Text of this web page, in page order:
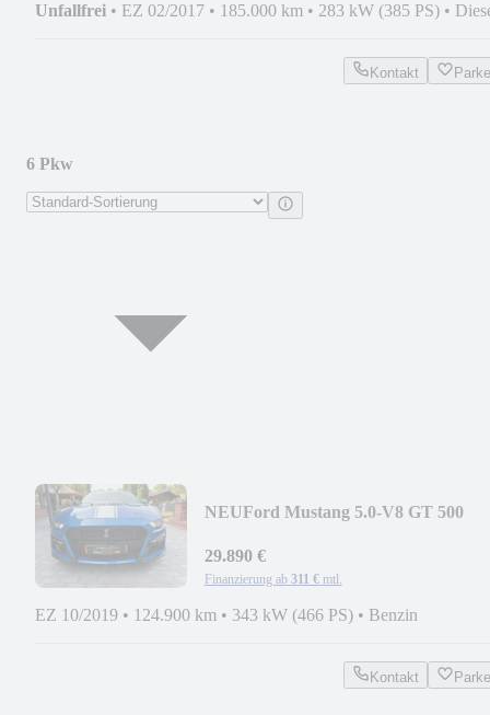
Unfallfrei • EZ 02/2017 • 185.000 km • 283 kW (385 PS) •
Kontakt
6 Pkw
NEUFord Mustang 5.0-V8 GT 500
29.890 €
Finanzierung ab 311 € mtl.
EZ 10/2019 • 124.900 km • 343 kW (466 PS) • Benzin
Kontakt